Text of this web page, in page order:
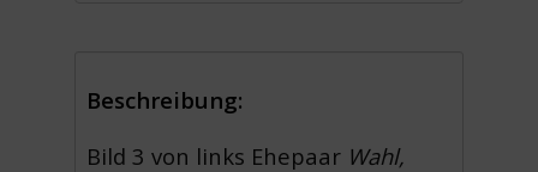
Beschreibung:
Bild 3 von links Ehepaar Wahl,